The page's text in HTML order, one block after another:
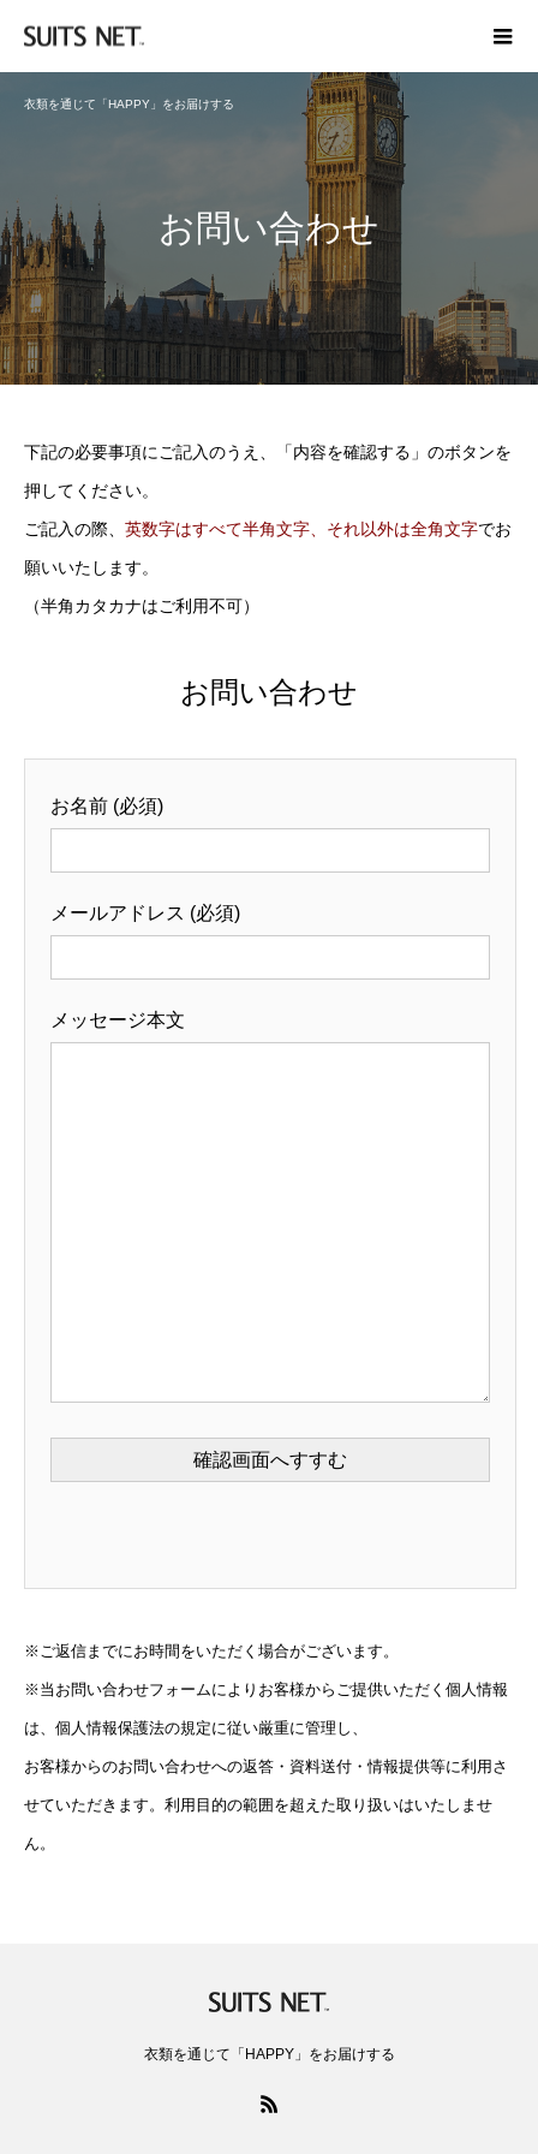
衣類を通じて「HAPPY」をお届けする
お問い合わせ
下記の必要事項にご記入のうえ、「内容を確認する」のボタンを
押してください。
ご記入の際、 英数字はすべて半角文字、それ以外は全角文字でお
願いいたします。
（半角カタカナはご利用不可）
お問い合わせ
お名前 (必須)
メールアドレス (必須)
メッセージ本文
※ご返信までにお時間をいただく場合がございます。
※当お問い合わせフォームによりお客様からご提供いただく個人情報
は、個人情報保護法の規定に従い厳重に管理し、
お客様からのお問い合わせへの返答・資料送付・情報提供等に利用さ
せていただきます。利用目的の範囲を超えた取り扱いはいたしませ
ん。
衣類を通じて「HAPPY」をお届けする